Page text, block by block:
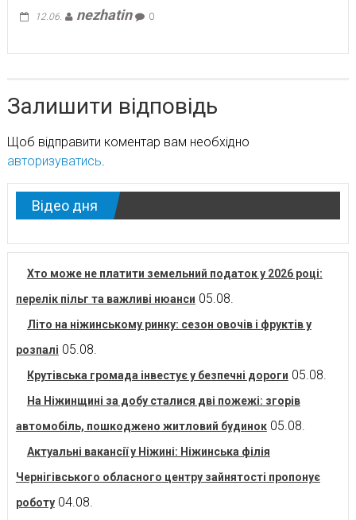
12.06. nezhatin 0
Залишити відповідь
Щоб відправити коментар вам необхідно
авторизуватись
Відео дня
Хто може не платити земельний податок у 2026 році:
перелік пільг та важливі нюанси 05.08.
Літо на ніжинському ринку: сезон овочів і фруктів у
розпалі 05.08.
Крутівська громада інвестує у безпечні дороги 05.08.
На Ніжинщині за добу сталися дві пожежі: згорів
автомобіль, пошкоджено житловий будинок 05.08.
Актуальні вакансії у Ніжині: Ніжинська філія
Чернігівського обласного центру зайнятості пропонує
роботу 04.08.